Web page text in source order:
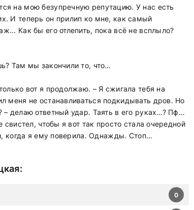
на мою безупречную репутацию. У нас есть
И теперь он прилип ко мне, как самый
Как бы его отлепить, пока всё не всплыло?
Там мы закончили то, что…
вот я продолжаю. – Я сжигала тебя на
меня не останавливаться подкидывать дров. Но
– делаю ответный удар. Таять в его руках…? Пф…
чтобы я вот так просто стала очередной
когда я ему поверила. Однажды. Стоп…
:
0